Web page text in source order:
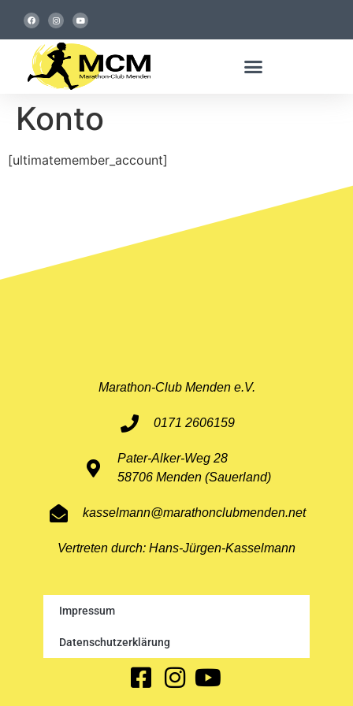
Konto
[ultimatemember_account]
Marathon-Club Menden e.V.
0171 2606159
Pater-Alker-Weg 28
58706 Menden (Sauerland)
kasselmann@marathonclubmenden.net
Vertreten durch: Hans-Jürgen-Kasselmann
Impressum
Datenschutzerklärung